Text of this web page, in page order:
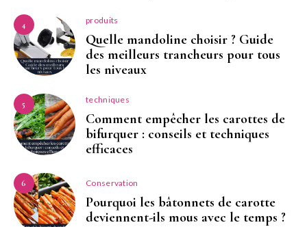
4 produits
Quelle mandoline choisir ? Guide
des meilleurs trancheurs pour tous
les niveaux
5 techniques
Comment empêcher les carottes de
bifurquer : conseils et techniques
efficaces
6 Conservation
Pourquoi les bâtonnets de carotte
deviennent-ils mous avec le temps ?